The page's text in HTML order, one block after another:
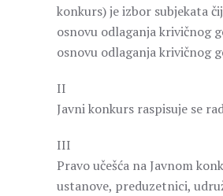
konkurs) je izbor subjekata
osnovu odlaganja krivičnog
osnovu odlaganja krivičnog
II
Javni konkurs raspisuje se
III
Pravo učešća na Javnom
ustanove, preduzetnici,